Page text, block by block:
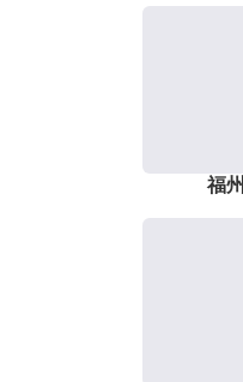
福州